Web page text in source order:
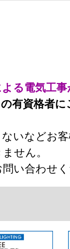
よる電気工
有資格者
いなどお
せん。
い合わせ